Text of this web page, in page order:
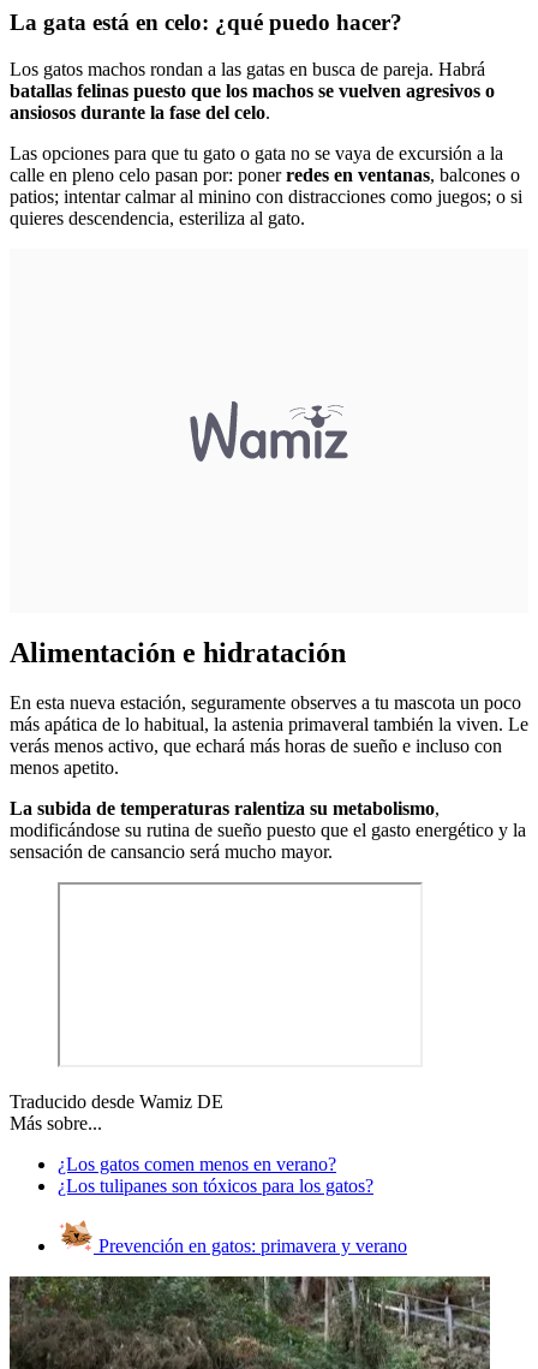
La gata está en celo: ¿qué puedo hacer?
Los gatos machos rondan a las gatas en busca de pareja. Habrá
batallas felinas puesto que los machos se vuelven agresivos o
ansiosos durante la fase del celo.
Las opciones para que tu gato o gata no se vaya de excursión a la
calle en pleno celo pasan por: ponerredes en ventanas, balcones o
patios; intentar calmar al minino con distracciones como juegos; o si
quieres descendencia, esteriliza al gato.
Alimentación e hidratación
En esta nueva estación, seguramente observes a tu mascota un poco
más apática de lo habitual, la astenia primaveral también la viven. Le
verás menos activo, que echará más horas de sueño e incluso con
menos apetito.
La subida de temperaturas ralentiza su metabolismo,
modificándose su rutina de sueño puesto que el gasto energético y la
sensación de cansancio será mucho mayor.
Traducido desde Wamiz DE
Más sobre...
¿Los gatos comen menos en verano?
¿Los tulipanes son tóxicos para los gatos?
Prevención en gatos: primavera y verano